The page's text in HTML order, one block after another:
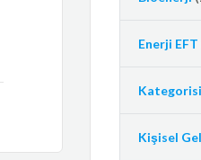
Enerji EFT
Kişisel